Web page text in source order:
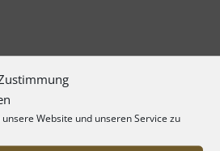
Website und unseren Service zu